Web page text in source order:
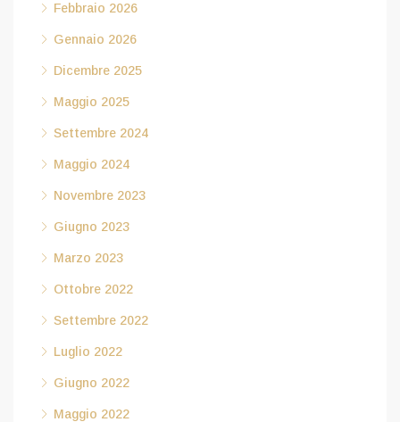
Febbraio 2026
Gennaio 2026
Dicembre 2025
Maggio 2025
Settembre 2024
Maggio 2024
Novembre 2023
Giugno 2023
Marzo 2023
Ottobre 2022
Settembre 2022
Luglio 2022
Giugno 2022
Maggio 2022